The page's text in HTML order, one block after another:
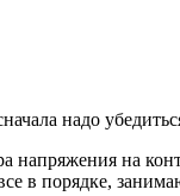
надо
напряжения на
в порядке,